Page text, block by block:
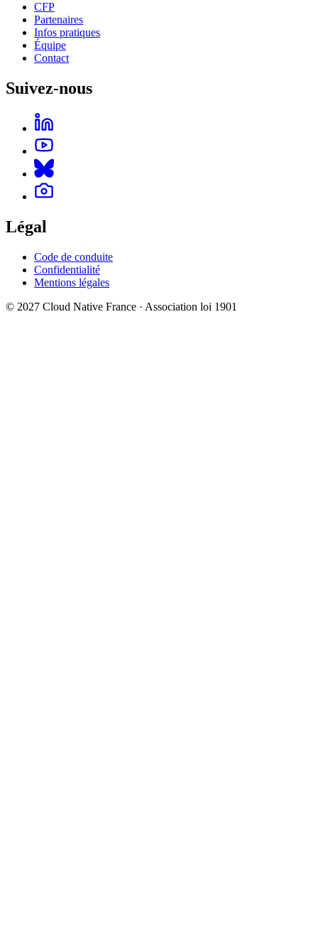
CFP
Partenaires
Infos pratiques
Équipe
Contact
Suivez-nous
Légal
Code de conduite
Confidentialité
Mentions légales
© 2027 Cloud Native France · Association loi 1901